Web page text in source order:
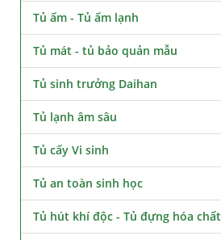
Tủ ấm - Tủ ấm lạnh
Tủ mát - tủ bảo quản mẫu
Tủ sinh trưởng Daihan
Tủ lạnh âm sâu
Tủ cấy Vi sinh
Tủ an toàn sinh học
Tủ hút khí độc - Tủ đựng hóa chất